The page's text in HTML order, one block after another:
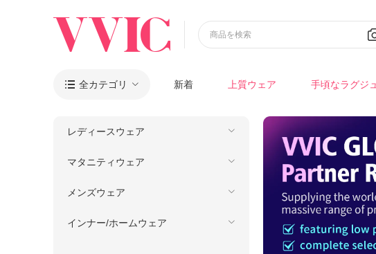
商品を検索
 全カテゴリ 新着 上質ウェア 手頃なラグジ
レディースウェア
マタニティウェア
メンズウェア
インナー/ホームウェア